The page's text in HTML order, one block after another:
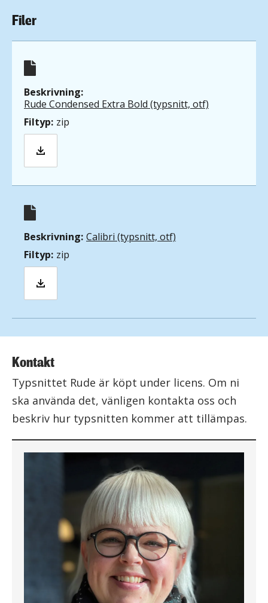
Filer
Rude Condensed Extra Bold (typsnitt, otf)
zip
Calibri (typsnitt, otf)
zip
Kontakt
Typsnittet Rude är köpt under licens. Om ni
ska använda det, vänligen kontakta oss och
beskriv hur typsnitten kommer att tillämpas.